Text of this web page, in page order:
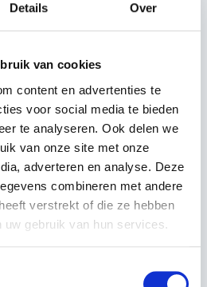
Details Over
van cookies
content en advertenties te
voor social media te bieden
te analyseren. Ook delen we
van onze site met onze
adverteren en analyse. Deze
combineren met andere
verstrekt of die ze hebben
gebruik van hun services.
dat je permanent hoeft te
omheining.
oplossing voor iedereen die
en de efficiëntie en veiligheid